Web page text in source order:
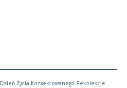
Dzień Życia Konsekrowanego Rekolekcje